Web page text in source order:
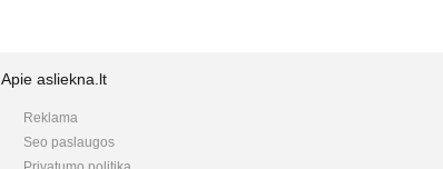
Apie asliekna.lt
Reklama
Seo paslaugos